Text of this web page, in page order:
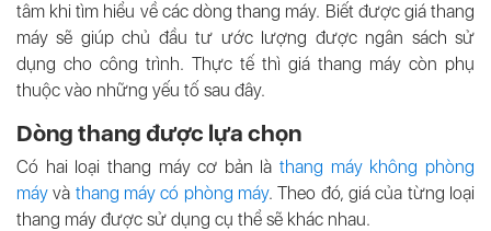
tâm khi tìm hiểu về các dòng thang máy. Biết được giá thang
máy sẽ giúp chủ đầu tư ước lượng được ngân sách sử
dụng cho công trình. Thực tế thì giá thang máy còn phụ
thuộc vào những yếu tố sau đây.
Dòng thang được lựa chọn
Có hai loại thang máy cơ bản làthang máy không phòng
máy và thang máy có phòng máy. Theo đó, giá của từng loại
thang máy được sử dụng cụ thể sẽ khác nhau.